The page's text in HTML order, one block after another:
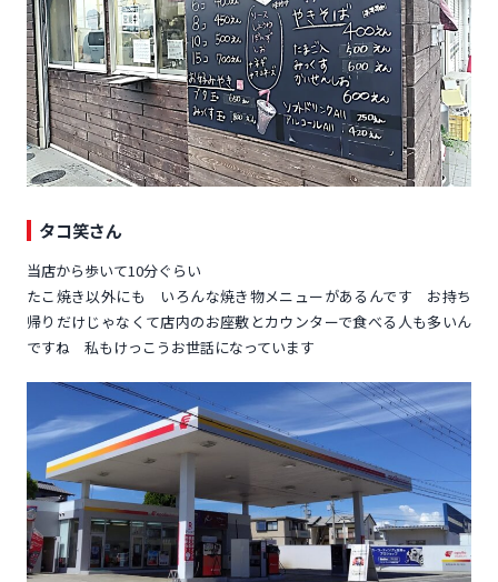
タコ笑さん
当店から歩いて10分ぐらい
たこ焼き以外にも いろんな焼き物メニューがあるんです お持ち
帰りだけじゃなくて店内のお座敷とカウンターで食べる人も多いん
ですね 私もけっこうお世話になっています